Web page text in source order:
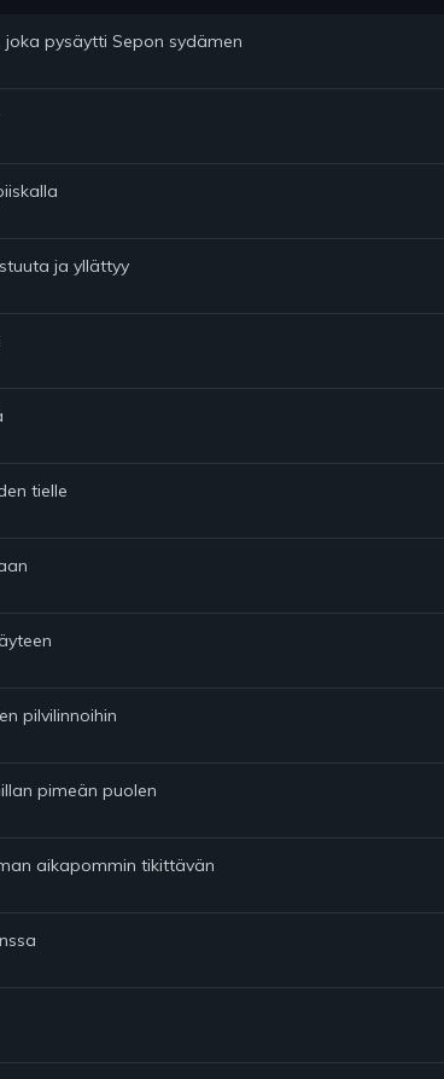
pysäytti Sepon sydämen
ja yllättyy
tielle
pilvilinnoihin
pimeän puolen
aikapommin tikittävän